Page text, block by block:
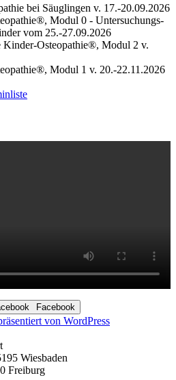
bei Säuglingen v. 17.-20.09.2026
Modul 0 - Untersuchungs-
vom 25.-27.09.2026
Osteopathie®, Modul 2 v.
Modul 1 v. 20.-22.11.2026
Facebook
von WordPress
Wiesbaden
Freiburg